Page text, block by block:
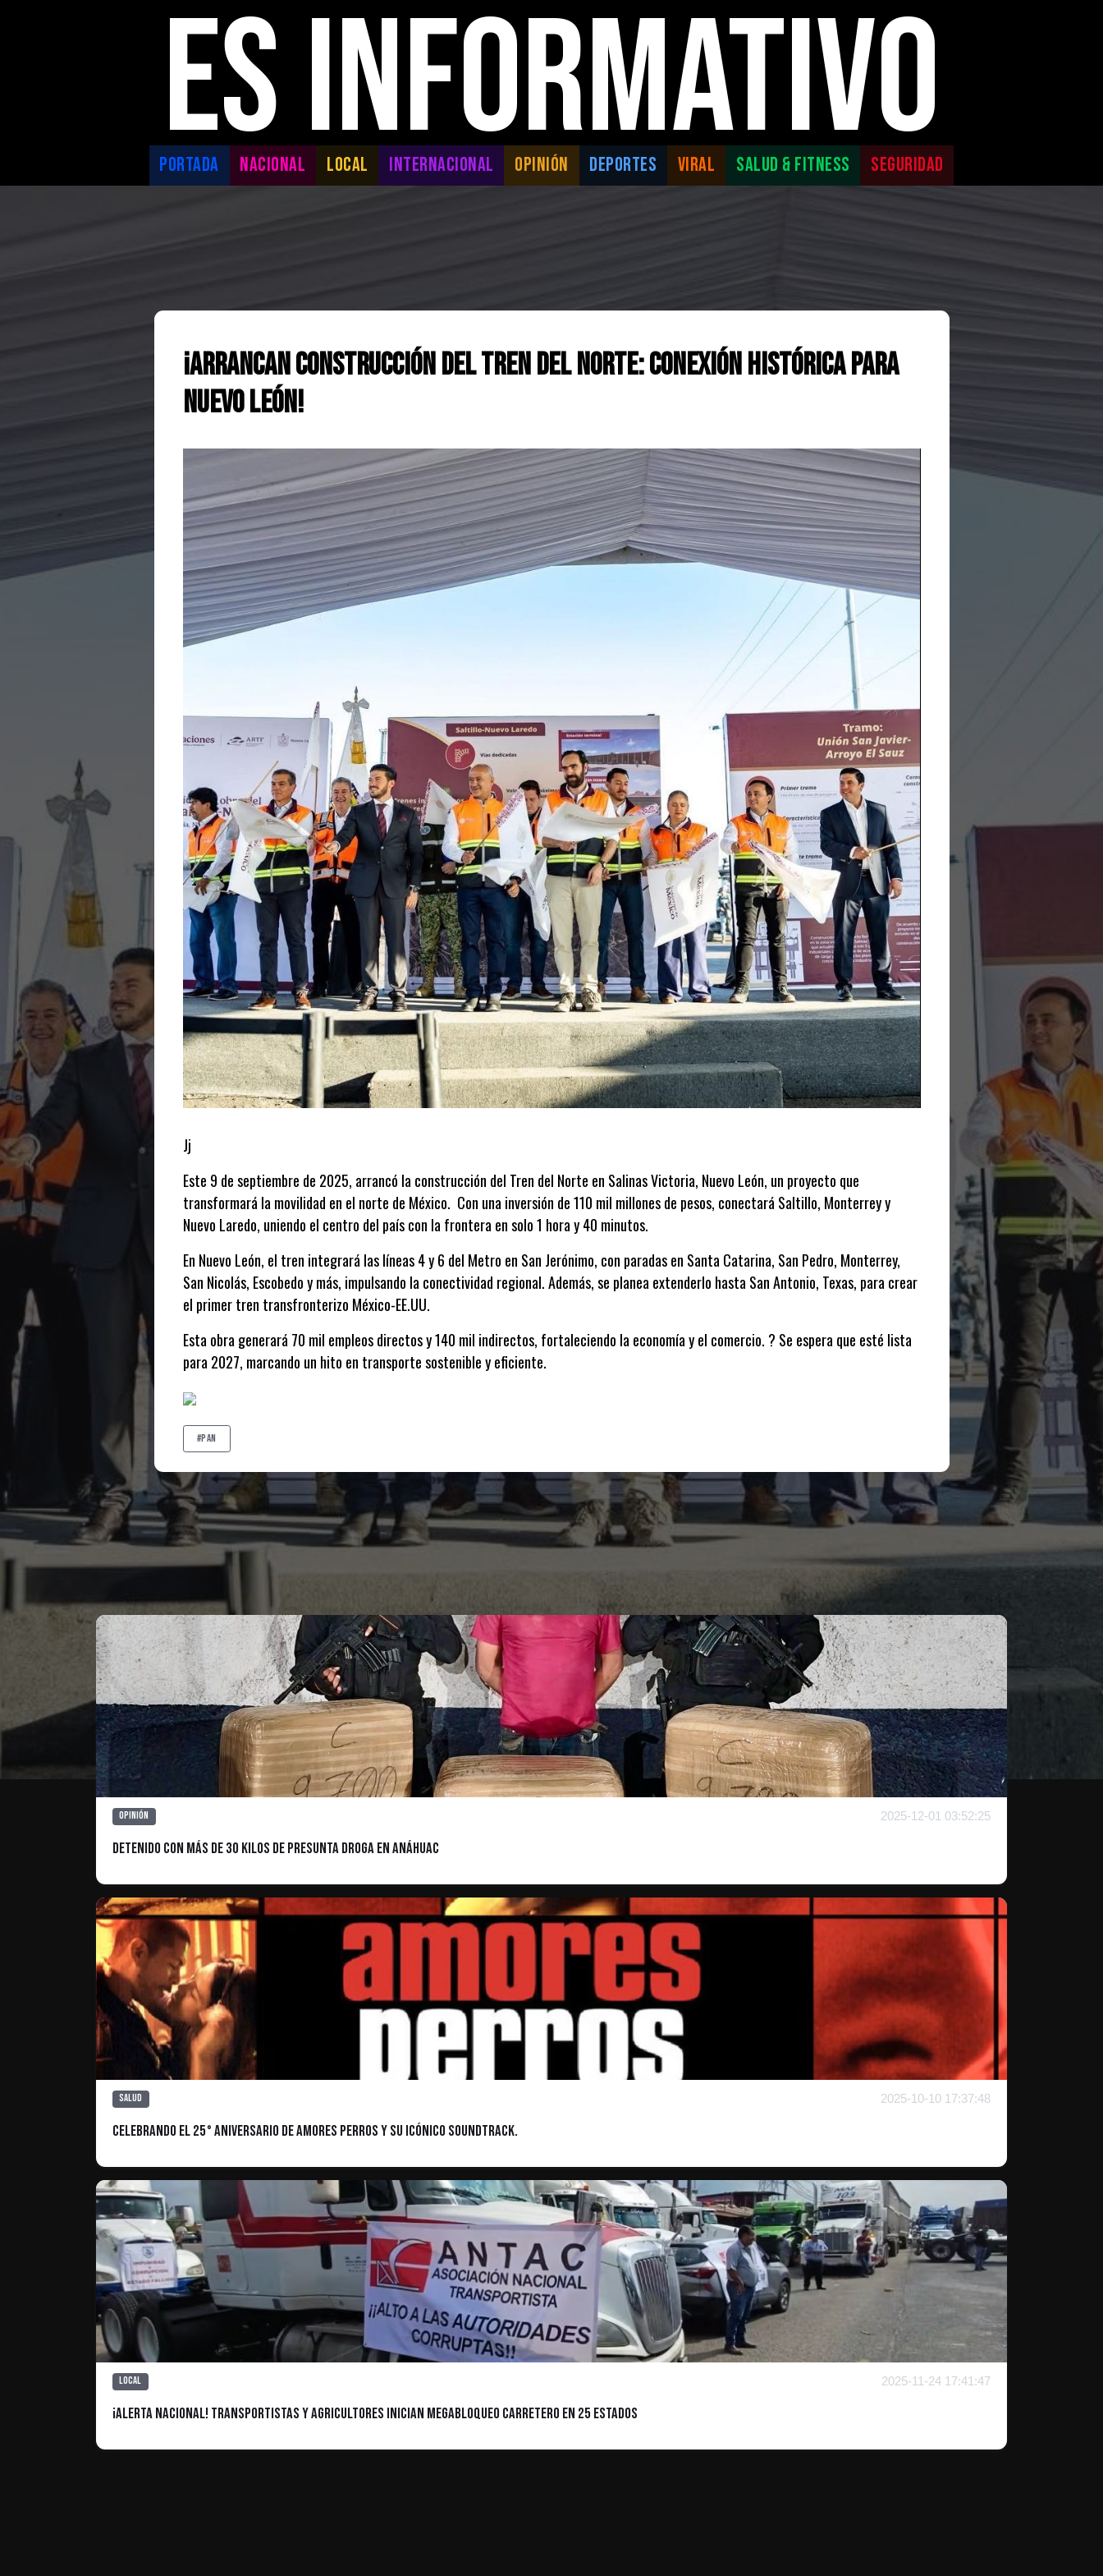
ES INFORMATIVO
PORTADA NACIONAL LOCAL INTERNACIONAL OPINIÓN DEPORTES VIRAL SALUD & FITNESS SEGURIDAD
¡Arrancan construcción del TREN DEL NORTE: Conexión Histórica para
Nuevo León!
Jj
Este 9 de septiembre de 2025, arrancó la construcción del Tren del Norte en Salinas Victoria, Nuevo León, un proyecto que
transformará la movilidad en el norte de México. Con una inversión de 110 mil millones de pesos, conectará Saltillo, Monterrey y
Nuevo Laredo, uniendo el centro del país con la frontera en solo 1 hora y 40 minutos.
En Nuevo León, el tren integrará las líneas 4 y 6 del Metro en San Jerónimo, con paradas en Santa Catarina, San Pedro, Monterrey,
San Nicolás, Escobedo y más, impulsando la conectividad regional. Además, se planea extenderlo hasta San Antonio, Texas, para crear
el primer tren transfronterizo México-EE.UU.
Esta obra generará 70 mil empleos directos y 140 mil indirectos, fortaleciendo la economía y el comercio. ?️ Se espera que esté lista
para 2027, marcando un hito en transporte sostenible y eficiente.
#pan
Te puede interesar
Opinión 2025-12-01 03:52:25
Detenido con Más de 30 Kilos de Presunta Droga en Anáhuac
Salud 2025-10-10 17:37:48
Celebrando el 25° aniversario de Amores Perros y su icónico soundtrack.
Local 2025-11-24 17:41:47
¡Alerta Nacional! Transportistas y Agricultores Inician Megabloqueo Carretero en 25 Estados